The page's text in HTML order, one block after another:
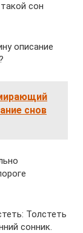
сон
описание
снов
Толстеть
сонник.